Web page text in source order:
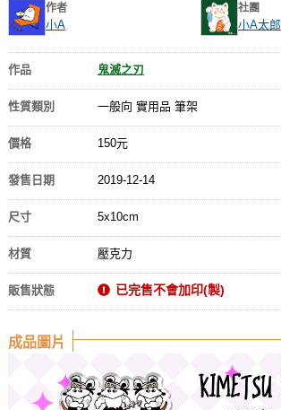
作者
小A
社團
小A太郎
作品 鬼滅之刃
性質類別 一般向 實用品 筆架
價格 150元
發售日期 2019-12-14
尺寸 5x10cm
材質 壓克力
販售狀態 已完售不會加印(製)
成品圖片